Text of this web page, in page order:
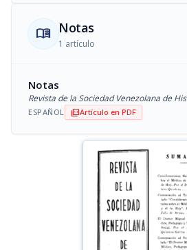
menu_book Notas
1 artículo
Notas
Revista de la Sociedad Venezolana de
ESPAÑOL picture_as_pdfArtículo en PDF